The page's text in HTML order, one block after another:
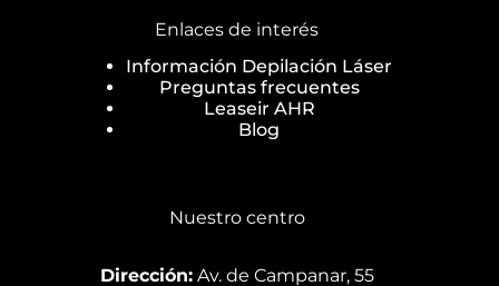
Enlaces de interés
Información Depilación Láser
Preguntas frecuentes
Leaseir AHR
Blog
Nuestro centro
Dirección:Av. de Campanar, 55